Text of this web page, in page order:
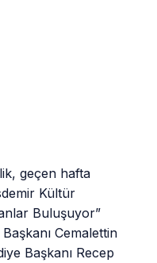
geçen hafta
Kültür
Buluşuyor”
Cemalettin
Başkanı Recep